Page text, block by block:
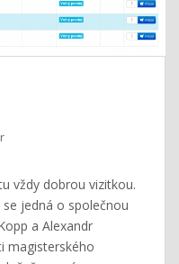
vždy dobrou vizitkou.
jedná o společnou
a Alexandr
magisterského